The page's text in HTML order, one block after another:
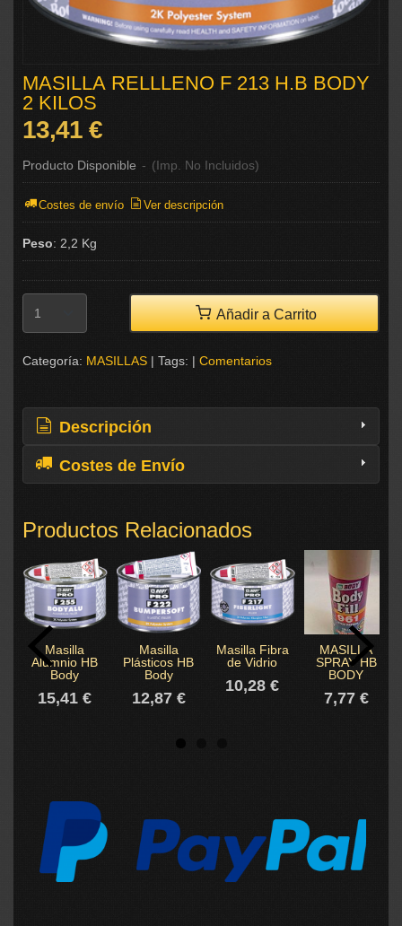
MASILLA RELLLENO F 213 H.B BODY
2 KILOS
13,41 €
Producto Disponible - (Imp. No Incluidos)
Costes de envío Ver descripción
Peso: 2,2 Kg
Añadir a Carrito
Categoría: MASILLAS | Tags: | Comentarios
Descripción
Costes de Envío
Productos Relacionados
Masilla
Alumnio HB
Body
15,41 €
Masilla
Plásticos HB
Body
12,87 €
Masilla Fibra
de Vidrio
10,28 €
MASILLA
SPRAY HB
BODY
7,77 €